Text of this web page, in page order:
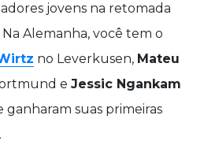
jovens na retomada
Alemanha, você tem o
no Leverkusen, Mateu
e Jessic Ngankam
suas primeiras